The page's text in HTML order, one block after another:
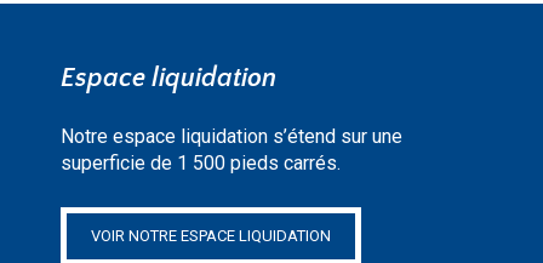
Espace liquidation
Notre espace liquidation s’étend sur une
superficie de 1 500 pieds carrés.
VOIR NOTRE ESPACE LIQUIDATION